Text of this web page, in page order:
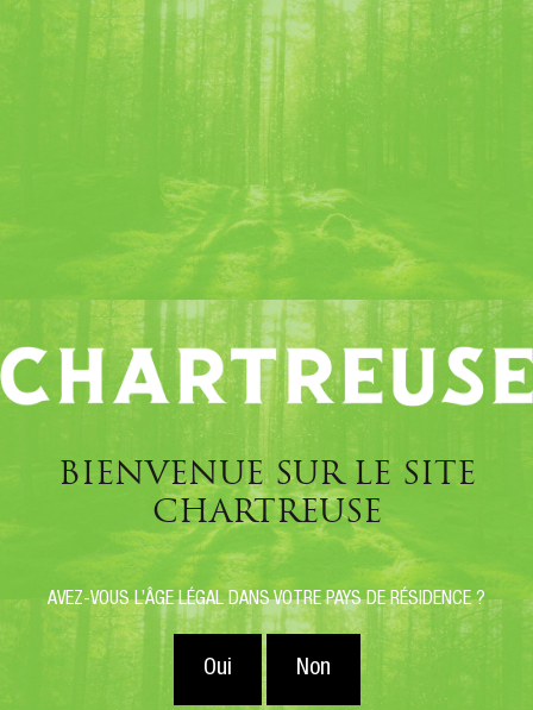
BIENVENUE SUR LE SITE
CHARTREUSE
AVEZ-VOUS L’ÂGE LÉGAL DANS VOTRE PAYS DE RÉSIDENCE ?
Oui Non
BILLETTERIE ATELIER
TROUSSE D'URGENCE DE
L'AROMATHÉRAPIE
Tarifs : 10 €
Choisissez une date et un horaire, puis cliquez sur
le nombre de places disponibles.